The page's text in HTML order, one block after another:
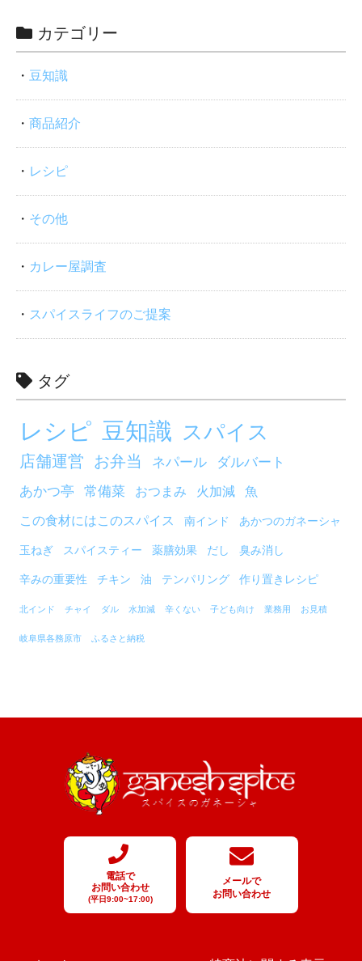
カテゴリー
豆知識
商品紹介
レシピ
その他
カレー屋調査
スパイスライフのご提案
タグ
レシピ 豆知識 スパイス
店舗運営 お弁当 ネパール
ダルバート
あかつ亭
常備菜 おつまみ 火加減 魚
この食材にはこのスパイス 南インド あかつのガネーシャ
玉ねぎ スパイスティー 薬膳効果 だし 臭み消し
辛みの重要性 チキン 油 テンパリング 作り置きレシピ
北インド チャイ ダル 水加減 辛くない 子ども向け 業務用 お見積
岐阜県各務原市 ふるさと納税
電話で
お問い合わせ
(平日9:00~17:00)
メールで
お問い合わせ